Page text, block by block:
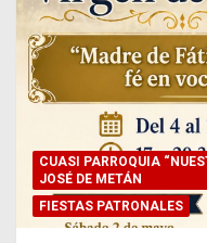
CUASI PARROQUIA
JOSÉ DE METÁN
FIESTAS PATRONALES
PARROQUIA "SEÑOR Y
METÁN
PARROQUIA DE LA
PARROQUIA “DE LA
PARROQUIA “DE LA
PARROQUIA “DEL
DE LOURDES”
PARROQUIA
PARROQUIA “MARÍA